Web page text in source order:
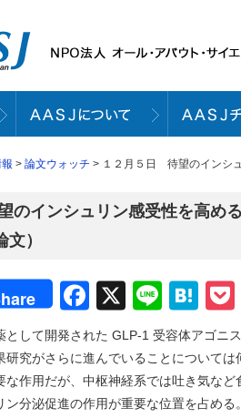
> 論文ウォッチ > １２月５日 待望のインシ
のインシュリン感受性を高め
）
Facebook
X Line
として開発された GLP-1 受容体アゴニ
研究がさらに進んでいることについて
な作用だが、中枢神経系では吐き気な
ン分泌促進の作用が重要な位置を占め